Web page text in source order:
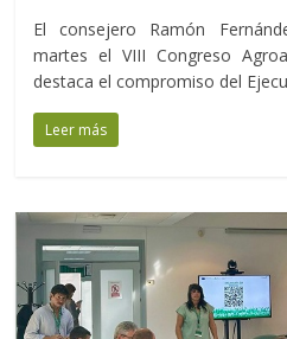
El consejero Ramón
martes el VIII Congreso
destaca el compromiso del
Leer más